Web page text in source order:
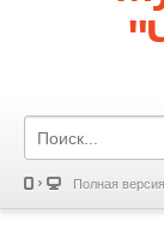
Полная